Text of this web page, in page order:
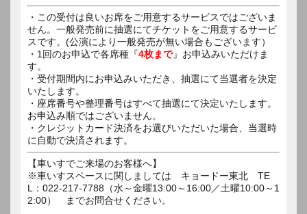
・この受付は良いお席をご用意するサービスではございま
せん。一般発売前に抽選にてチケットをご用意するサービ
スです。(公演により一般発売が無い場合もございます）
・1回のお申込で各席種『4枚まで』お申込みいただけま
す。
・受付期間内にお申込みいただき、抽選にて当選者を決定
いたします。
・座席番号や整理番号はすべて抽選にて決定いたします。
お申込み順ではございません。
・クレジットカード決済をお選びいただいた場合、当選時
に自動で決済されます。
【車いすでご来場のお客様へ】
※車いすスペースに関しましては キョードー東北 TE
L：022-217-7788（水～金曜13:00～16:00／土曜10:00～1
2:00） までお問合せください。